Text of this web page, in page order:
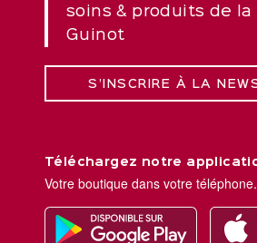
soins & produits de la
Guinot
S’INSCRIRE À LA
Téléchargez notre
Votre boutique dans votre téléphone.